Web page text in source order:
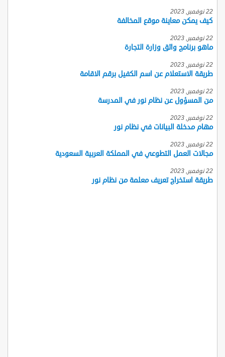
22 نوفمبر, 2023
كيف يمكن معاينة موقع المخالفة
22 نوفمبر, 2023
ماهو برنامج واثق وزارة التجارة
22 نوفمبر, 2023
طريقة الاستعلام عن اسم الكفيل برقم الاقامة
22 نوفمبر, 2023
من المسؤول عن نظام نور في المدرسة
22 نوفمبر, 2023
مهام مدخلة البيانات في نظام نور
22 نوفمبر, 2023
مجالات العمل التطوعي في المملكة العربية السعودية
22 نوفمبر, 2023
طريقة استخراج تعريف معلمة من نظام نور